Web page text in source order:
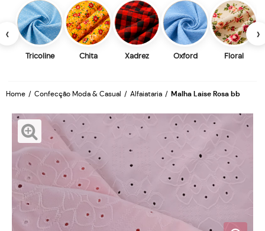
‹
Tricoline Chita Xadrez Oxford Floral
›
Home Confecção Moda & Casual Alfaiataria Malha Laise Rosa bb